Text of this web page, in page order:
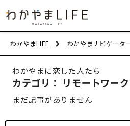
イベン
人に会う
わかやまLIFE わかやまナビゲータ
わかやまに恋した人たち
カテゴリ： リモートワーク
まだ記事がありません